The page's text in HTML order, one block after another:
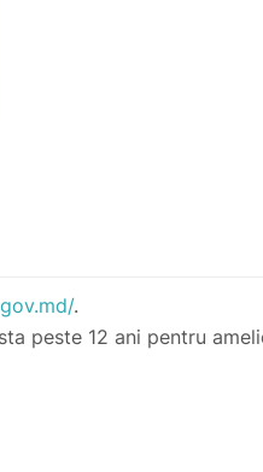
.
peste 12 ani pentru